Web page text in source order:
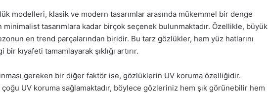
modelleri, klasik ve modern tasarımlar arasında mükemmel bir denge
tasarımlara kadar birçok seçenek bulunmaktadır. Özellikle, büyük
en trend parçalarından biridir. Bu tarz gözlükler, hem yüz hatlarını
kıyafeti tamamlayarak şıklığı artırır.
gereken bir diğer faktör ise, gözlüklerin UV koruma özelliğidir.
UV koruma sağlamaktadır, böylece gözleriniz hem şık görünebilir hem